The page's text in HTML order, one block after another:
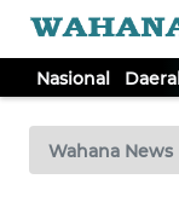
Nasional
Wahana News
TV
Tutup